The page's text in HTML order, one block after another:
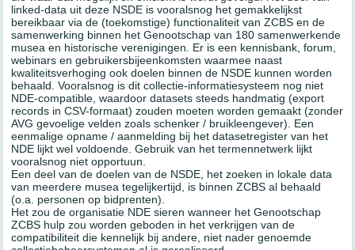
linked-data uit deze NSDE is vooralsnog het gemakkelijkst
bereikbaar via de (toekomstige) functionaliteit van ZCBS en de
samenwerking binnen het Genootschap van 180 samenwerkende
musea en historische verenigingen. Er is een kennisbank, forum,
webinars en gebruikersbijeenkomsten waarmee naast
kwaliteitsverhoging ook doelen binnen de NSDE kunnen worden
behaald. Vooralsnog is dit collectie-informatiesysteem nog niet
NDE-compatible, waardoor datasets steeds handmatig (export
records in CSV-formaat) zouden moeten worden gemaakt (zonder
AVG gevoelige velden zoals schenker / bruikleengever). Een
eenmalige opname / aanmelding bij het datasetregister van het
NDE lijkt wel voldoende. Gebruik van het termennetwerk lijkt
vooralsnog niet opportuun.
Een deel van de doelen van de NSDE, het zoeken in lokale data
van meerdere musea tegelijkertijd, is binnen ZCBS al behaald
(o.a. personen op bidprenten).
Het zou de organisatie NDE sieren wanneer het Genootschap
ZCBS hulp zou worden geboden in het verkrijgen van de
compatibiliteit die kennelijk bij andere, niet nader genoemde